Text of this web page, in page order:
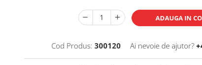
ADAUGA IN
Cod Produs: 300120 Ai nevoie de ajutor?